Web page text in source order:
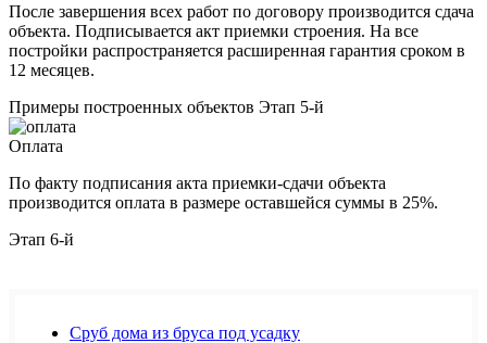
После завершения всех работ по договору производится сдача
объекта. Подписывается акт приемки строения. На все
постройки распространяется расширенная гарантия сроком в
12 месяцев.
Примеры построенных объектов Этап 5-й
Оплата
По факту подписания акта приемки-сдачи объекта
производится оплата в размере оставшейся суммы в 25%.
Этап 6-й
Сруб дома из бруса под усадку